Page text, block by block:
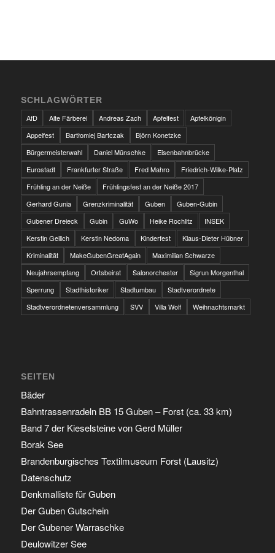
SCHLAGWÖRTER
AfD
Alte Färberei Andreas Zach Apfelfest
Apfelkönigin
Appelfest
Bartłomiej Bartczak
Björn Konetzke
Bürgermeisterwahl
Daniel Münschke
Eisenbahnbrücke
Eurostadt
Frankfurter Straße Fred Mahro
Friedrich-Wilke-Platz
Frühling an der Neiße
Frühlingsfest an der Neiße 2017
Gerhard Gunia
Grenzkriminalität Guben
Guben-Gubin
Gubener Dreieck
Gubin GuWo Heike Rochlitz
INSEK
Kerstin Geilich
Kerstin Nedoma Kinderfest
Klaus-Dieter Hübner
Kriminalität
MakeGubenGreatAgain
Maximilian Schwarze
Neujahrsempfang
Ortsbeirat Salonorchester
Sigrun Morgenthal
Sperrung
Stadthistoriker Stadtumbau
Stadtverordnete
Stadtverordnetenversammlung
SVV Villa Wolf Weihnachtsmarkt
SEITEN
Bäder
Bahntrassenradeln BB 15 Guben – Forst (ca. 33 km)
Band 7 der Kieselsteine von Gerd Müller
Borak See
Brandenburgisches Textilmuseum Forst (Lausitz)
Datenschutz
Denkmalliste für Guben
Der Guben Gutschein
Der Gubener Warraschke
Deulowitzer See